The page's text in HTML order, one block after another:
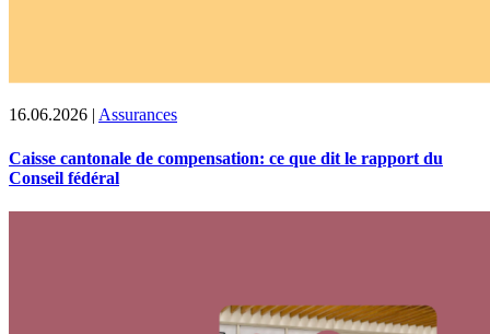
16.06.2026 | Assurances
Caisse cantonale de compensation: ce que dit le rapport du
Conseil fédéral